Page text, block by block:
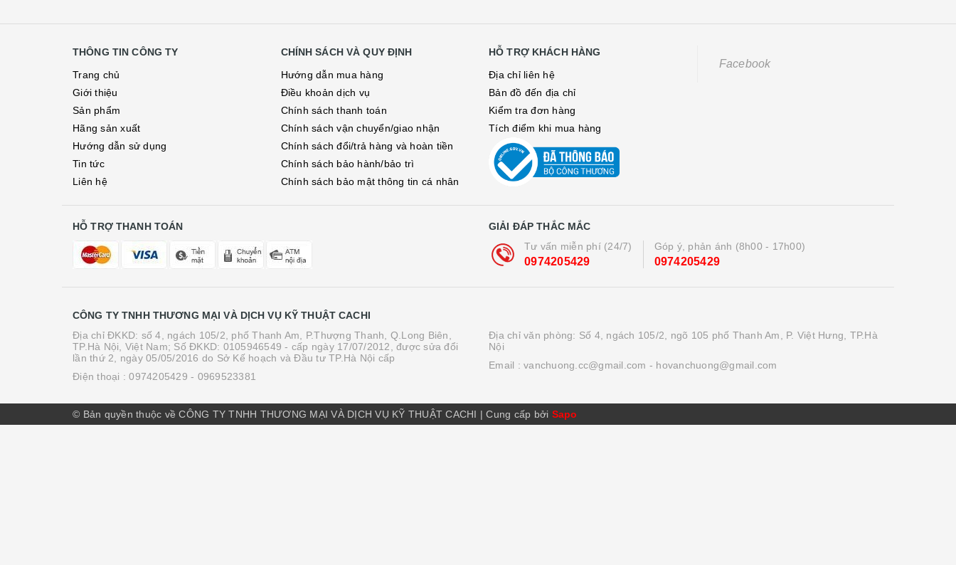
THÔNG TIN CÔNG TY
Trang chủ
Giới thiệu
Sản phẩm
Hãng sản xuất
Hướng dẫn sử dụng
Tin tức
Liên hệ
CHÍNH SÁCH VÀ QUY ĐỊNH
Hướng dẫn mua hàng
Điều khoản dịch vụ
Chính sách thanh toán
Chính sách vận chuyển/giao nhận
Chính sách đổi/trả hàng và hoàn tiền
Chính sách bảo hành/bảo trì
Chính sách bảo mật thông tin cá nhân
HỖ TRỢ KHÁCH HÀNG
Địa chỉ liên hệ
Bản đồ đến địa chỉ
Kiểm tra đơn hàng
Tích điểm khi mua hàng
Facebook
HỖ TRỢ THANH TOÁN
GIẢI ĐÁP THẮC MẮC
Tư vấn miễn phí (24/7)
0974205429
Góp ý, phản ánh (8h00 - 17h00)
0974205429
CÔNG TY TNHH THƯƠNG MẠI VÀ DỊCH VỤ KỸ THUẬT CACHI
Địa chỉ ĐKKD: số 4, ngách 105/2, phố Thanh Am, P.Thượng Thanh, Q.Long Biên,
TP.Hà Nội, Việt Nam; Số ĐKKD: 0105946549 - cấp ngày 17/07/2012, được sửa đổi
lần thứ 2, ngày 05/05/2016 do Sở Kế hoạch và Đầu tư TP.Hà Nội cấp
Điện thoại :0974205429 - 0969523381
Địa chỉ văn phòng: Số 4, ngách 105/2, ngõ 105 phố Thanh Am, P. Việt Hưng, TP.Hà
Nội
Email : vanchuong.cc@gmail.com - hovanchuong@gmail.com
© Bản quyền thuộc về CÔNG TY TNHH THƯƠNG MẠI VÀ DỊCH VỤ KỸ THUẬT CACHI |Cung cấp bởi Sapo